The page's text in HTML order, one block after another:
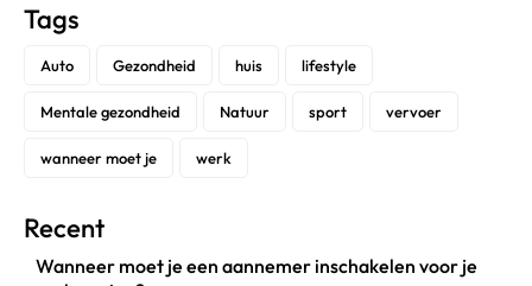
Tags
Auto Gezondheid huis lifestyle
Mentale gezondheid Natuur sport vervoer
wanneer moet je werk
Recent
Wanneer moet je een aannemer inschakelen voor je